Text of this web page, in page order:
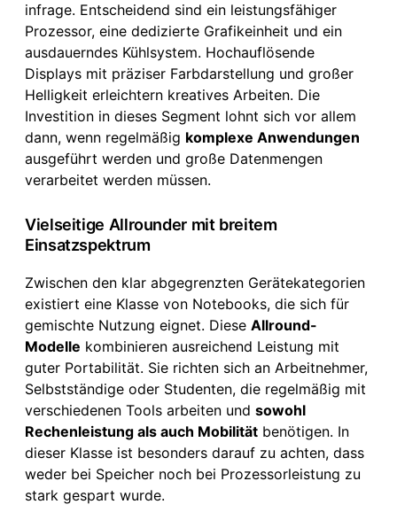
infrage. Entscheidend sind ein leistungsfähiger
Prozessor, eine dedizierte Grafikeinheit und ein
ausdauerndes Kühlsystem. Hochauflösende
Displays mit präziser Farbdarstellung und großer
Helligkeit erleichtern kreatives Arbeiten. Die
Investition in dieses Segment lohnt sich vor allem
dann, wenn regelmäßig komplexe Anwendungen
ausgeführt werden und große Datenmengen
verarbeitet werden müssen.
Vielseitige Allrounder mit breitem
Einsatzspektrum
Zwischen den klar abgegrenzten Gerätekategorien
existiert eine Klasse von Notebooks, die sich für
gemischte Nutzung eignet. Diese Allround-
Modelle kombinieren ausreichend Leistung mit
guter Portabilität. Sie richten sich an Arbeitnehmer,
Selbstständige oder Studenten, die regelmäßig mit
verschiedenen Tools arbeiten und sowohl
Rechenleistung als auch Mobilität benötigen. In
dieser Klasse ist besonders darauf zu achten, dass
weder bei Speicher noch bei Prozessorleistung zu
stark gespart wurde.